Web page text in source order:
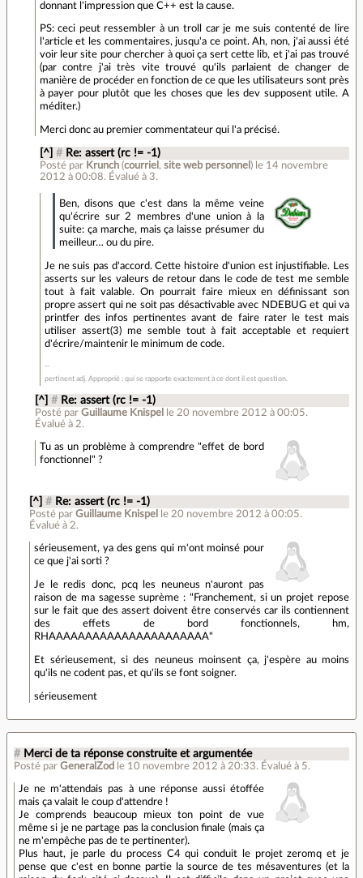
donnant l'impression que C++ est la cause.
PS: ceci peut ressembler à un troll car je me suis contenté de lire
l'article et les commentaires, jusqu'a ce point. Ah, non, j'ai aussi été
voir leur site pour chercher à quoi ça sert cette lib, et j'ai pas trouvé
(par contre j'ai très vite trouvé qu'ils parlaient de changer de
manière de procéder en fonction de ce que les utilisateurs sont près
à payer pour plutôt que les choses que les dev supposent utile. A
méditer.)
Merci donc au premier commentateur qui l'a précisé.
[^] # Re: assert (rc != -1)
Posté par Krunch(courriel , site web personnel ) le 14 novembre
2012 à 00:08. Évalué à 3.
Ben, disons que c'est dans la même veine
qu'écrire sur 2 membres d'une union à la
suite: ça marche, mais ça laisse présumer du
meilleur… ou du pire.
Je ne suis pas d'accord. Cette histoire d'union est injustifiable. Les
asserts sur les valeurs de retour dans le code de test me semble
tout à fait valable. On pourrait faire mieux en définissant son
propre assert qui ne soit pas désactivable avec NDEBUG et qui va
printfer des infos pertinentes avant de faire rater le test mais
utiliser assert(3) me semble tout à fait acceptable et requiert
d'écrire/maintenir le minimum de code.
pertinent adj. Approprié : qui se rapporte exactement à ce dont il est question.
[^] # Re: assert (rc != -1)
Posté par Guillaume Knispel le 20 novembre 2012 à 00:05.
Évalué à 2.
Tu as un problème à comprendre "effet de bord
fonctionnel" ?
[^] # Re: assert (rc != -1)
Posté parGuillaume Knispel le 20 novembre 2012 à 00:05.
Évalué à 2.
sérieusement, ya des gens qui m'ont moinsé pour
ce que j'ai sorti ?
Je le redis donc, pcq les neuneus n'auront pas
raison de ma sagesse suprème : "Franchement, si un projet repose
sur le fait que des assert doivent être conservés car ils contiennent
des effets de bord fonctionnels, hm,
RHAAAAAAAAAAAAAAAAAAAAAA"
Et sérieusement, si des neuneus moinsent ça, j'espère au moins
qu'ils ne codent pas, et qu'ils se font soigner.
sérieusement
# Merci de ta réponse construite et argumentée
Posté par GeneralZod le 10 novembre 2012 à 20:33. Évalué à 5.
Je ne m'attendais pas à une réponse aussi étoffée
mais ça valait le coup d'attendre !
Je comprends beaucoup mieux ton point de vue
même si je ne partage pas la conclusion finale (mais ça
ne m'empêche pas de te pertinenter).
Plus haut, je parle du process C4 qui conduit le projet zeromq et je
pense que c'est en bonne partie la source de tes mésaventures (et la